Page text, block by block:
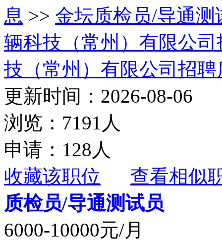
息 >> 金坛质检员/导通测
辆科技（常州）有限公
技（常州）有限公司招
更新时间：2026-08-06
浏览：7191人
申请：128人
收藏该职位
查看相似
质检员/导通测试员
6000-10000元/月